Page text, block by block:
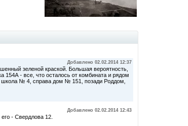
Добавлено 02.02.2014 12:37
зеленой краской. Большая вероятность,
- все, что осталось от комбината и рядом
школа № 4, справа дом № 151, позади Роддом,
Добавлено 02.02.2014 12:43
- Свердлова 12.